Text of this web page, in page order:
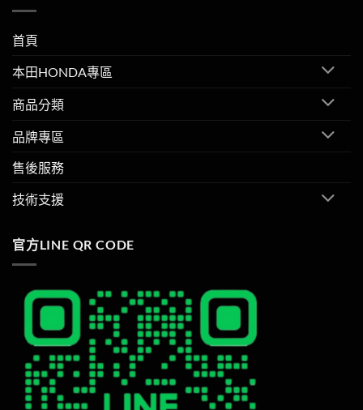
首頁
本田HONDA專區
商品分類
品牌專區
售後服務
技術支援
官方LINE QR CODE